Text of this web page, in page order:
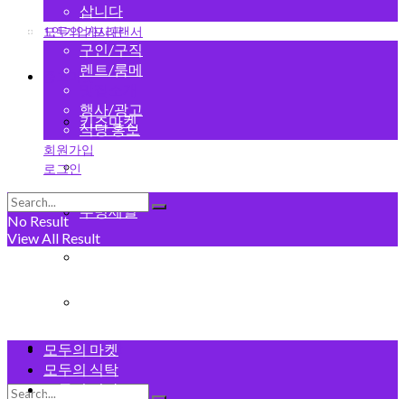
1인기업/프리랜서
중고마켓
키즈마켓
무빙세일
모두의 게시판
삽니다
모두의 게시판
구인/구직
렌트/룸메
행사/광고
식당 홍보
회원가입
로그인
No Result
View All Result
모두의 마켓
모두의 식탁
모두의 건강